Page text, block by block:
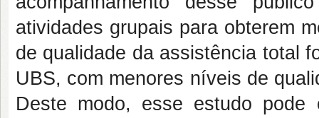
atividades grupais para obterem
de qualidade da assistência total
UBS, com menores níveis de
Deste modo, esse estudo pode